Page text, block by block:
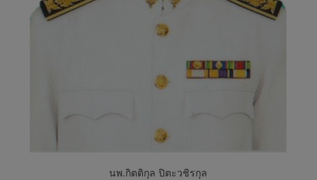
หิ
นพ.กิตติกุล ปิตะวชิรกุล